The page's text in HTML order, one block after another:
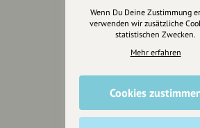
Unterstütze
unsere
hey.bayern ist ein
für alle, die uns
Wenn Du Deine Zustimmung
verwenden wir zusätzliche
statistischen Zwecken.
Mehr erfahren
Cookies